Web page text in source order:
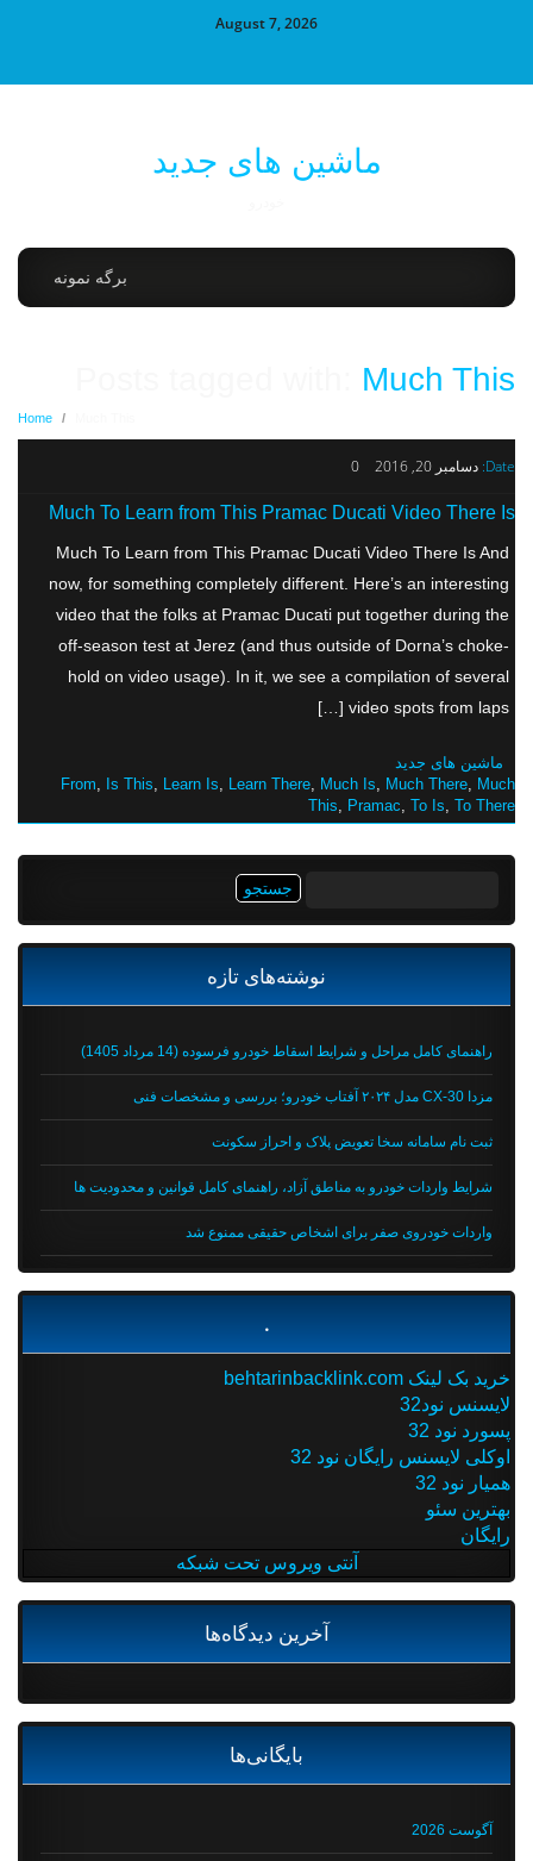
August 7, 2026
ماشین های جدید
برگه نمونه
Posts tagged with:Much This
Home
Date: دسامبر 20, 2016 0
Much To Learn from This Pramac Ducati Video There Is
Much To Learn from This Pramac Ducati Video There Is And
now, for something completely different. Here’s an interesting
video that the folks at Pramac Ducati put together during the
off-season test at Jerez (and thus outside of Dorna’s choke-
hold on video usage). In it, we see a compilation of several
video spots from laps […]
ماشین های جدید
From, Is This ,Learn Is ,Learn There,Much Is,Much There,Much
This,Pramac, To Is, To There
نوشته‌های تازه
راهنمای کامل مراحل و شرایط اسقاط خودرو فرسوده (14 مرداد 1405)
مزدا CX-30 مدل ۲۰۲۴ آفتاب خودرو؛ بررسی و مشخصات فنی
ثبت نام سامانه سخا تعویض پلاک و احراز سکونت
شرایط واردات خودرو به مناطق آزاد، راهنمای کامل قوانین و محدودیت ها
واردات خودروی صفر برای اشخاص حقیقی ممنوع شد
خرید بک لینک behtarinbacklink.com
لایسنس نود32
پسورد نود 32
اوکلی لایسنس رایگان نود 32
همیار نود 32
بهترین سئو
رایگان
آنتی ویروس تحت شبکه
آخرین دیدگاه‌ها
بایگانی‌ها
آگوست 2026